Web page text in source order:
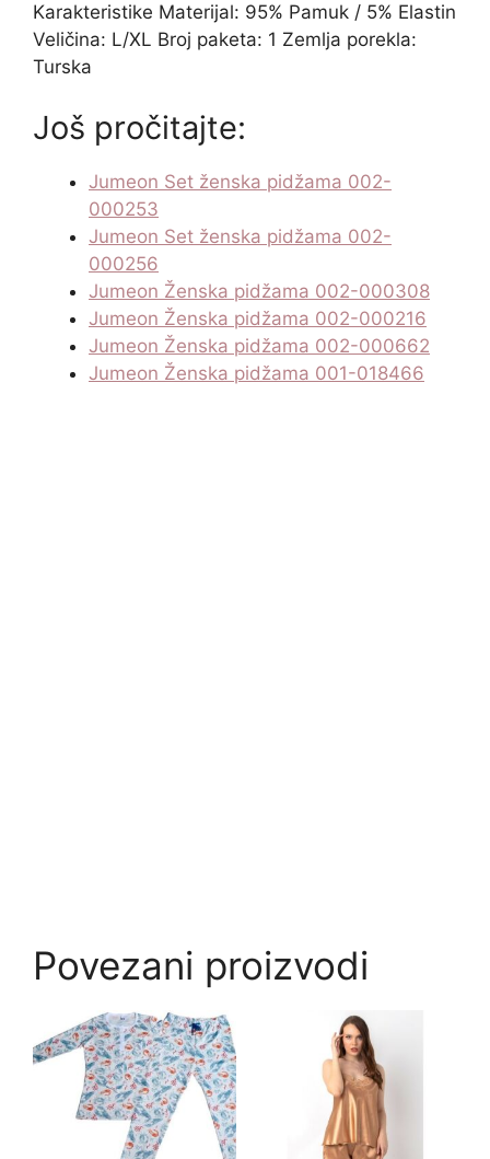
Karakteristike Materijal: 95% Pamuk / 5% Elastin
Veličina: L/XL Broj paketa: 1 Zemlja porekla:
Turska
Još pročitajte:
Jumeon Set ženska pidžama 002-
000253
Jumeon Set ženska pidžama 002-
000256
Jumeon Ženska pidžama 002-000308
Jumeon Ženska pidžama 002-000216
Jumeon Ženska pidžama 002-000662
Jumeon Ženska pidžama 001-018466
Povezani proizvodi